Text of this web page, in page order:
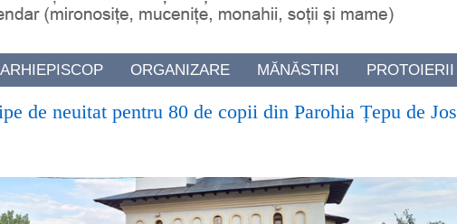
ARHIEPISCOP ORGANIZARE MĂNĂSTIRI PROTOIERII
de neuitat pentru 80 de copii din Parohia Țepu de Jos